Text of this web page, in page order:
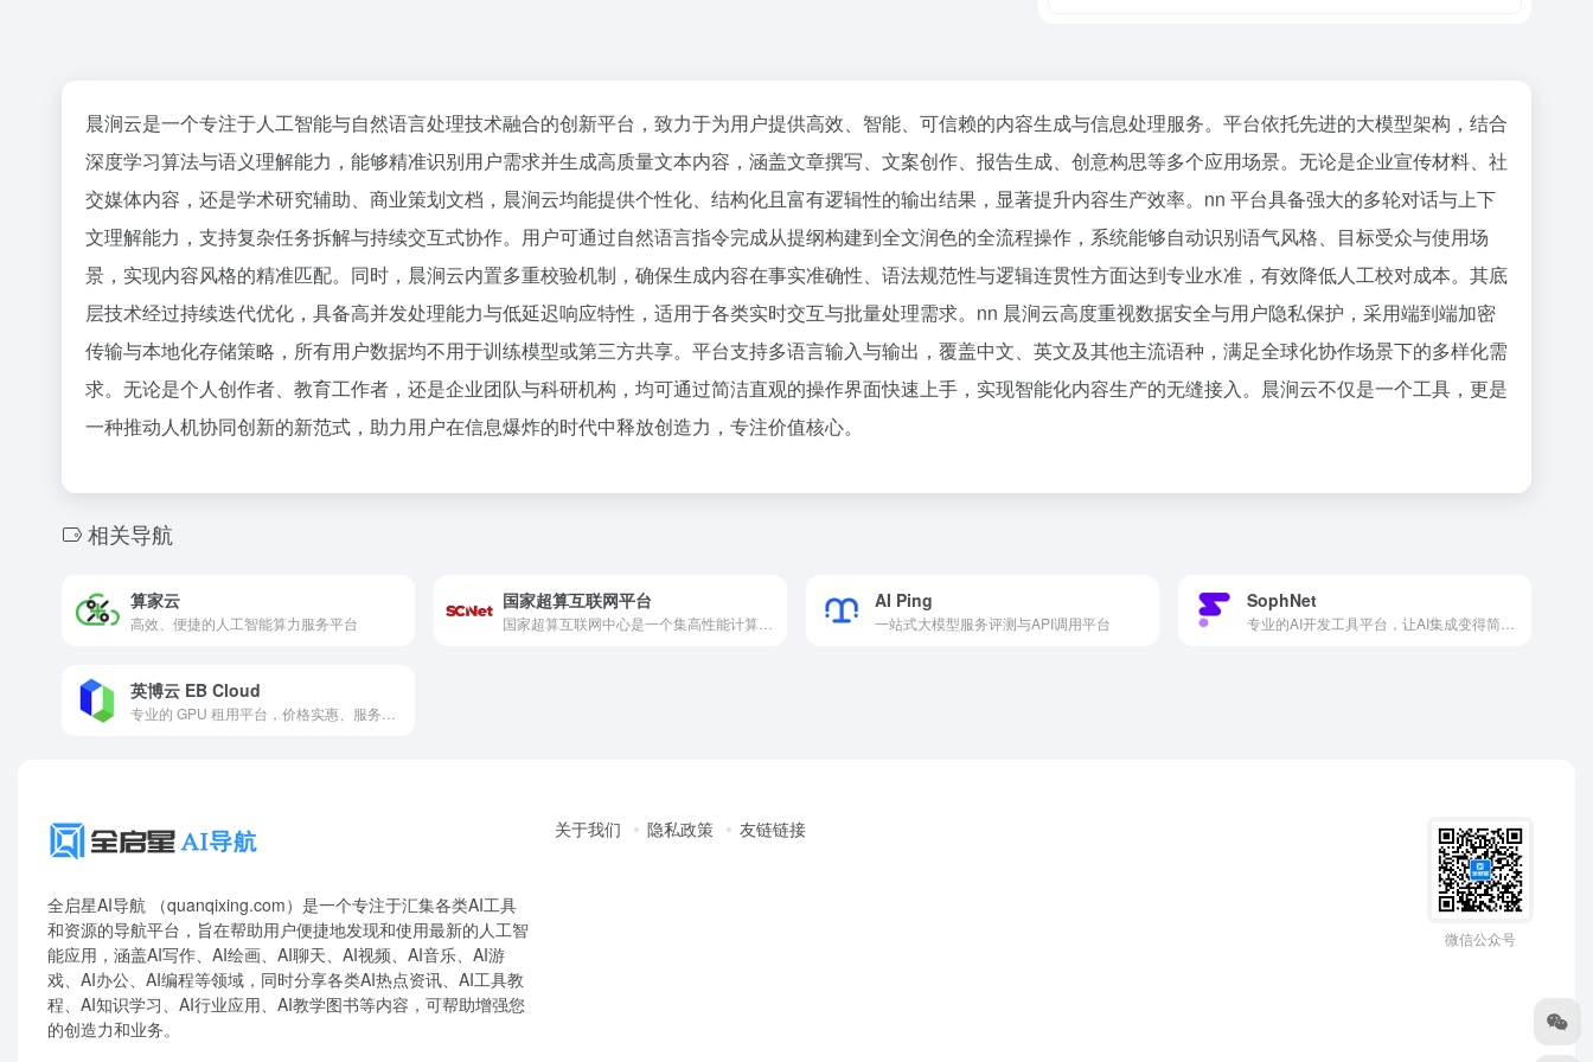
晨涧云是一个专注于人工智能与自然语言处理技术融合的创新平台，致力于为用户提供高效、智能、可信赖的内容生成与信息处理服务。平台依托先进的大模型架构，结合
深度学习算法与语义理解能力，能够精准识别用户需求并生成高质量文本内容，涵盖文章撰写、文案创作、报告生成、创意构思等多个应用场景。无论是企业宣传材料、社
交媒体内容，还是学术研究辅助、商业策划文档，晨涧云均能提供个性化、结构化且富有逻辑性的输出结果，显著提升内容生产效率。nn 平台具备强大的多轮对话与上下
文理解能力，支持复杂任务拆解与持续交互式协作。用户可通过自然语言指令完成从提纲构建到全文润色的全流程操作，系统能够自动识别语气风格、目标受众与使用场
景，实现内容风格的精准匹配。同时，晨涧云内置多重校验机制，确保生成内容在事实准确性、语法规范性与逻辑连贯性方面达到专业水准，有效降低人工校对成本。其底
层技术经过持续迭代优化，具备高并发处理能力与低延迟响应特性，适用于各类实时交互与批量处理需求。nn 晨涧云高度重视数据安全与用户隐私保护，采用端到端加密
传输与本地化存储策略，所有用户数据均不用于训练模型或第三方共享。平台支持多语言输入与输出，覆盖中文、英文及其他主流语种，满足全球化协作场景下的多样化需
求。无论是个人创作者、教育工作者，还是企业团队与科研机构，均可通过简洁直观的操作界面快速上手，实现智能化内容生产的无缝接入。晨涧云不仅是一个工具，更是
一种推动人机协同创新的新范式，助力用户在信息爆炸的时代中释放创造力，专注价值核心。
相关导航
算家云
高效、便捷的人工智能算力服务平台
国家超算互联网平台 AI Ping
一站式大模型服务评测与API调用平台
SophNet
英博云 EB Cloud
全启星AI导航 （quanqixing.com）是一个专注于汇集各类AI工具
和资源的导航平台，旨在帮助用户便捷地发现和使用最新的人工智
能应用，涵盖AI写作、AI绘画、AI聊天、AI视频、AI音乐、AI游
戏、AI办公、AI编程等领域，同时分享各类AI热点资讯、AI工具教
程、AI知识学习、AI行业应用、AI教学图书等内容，可帮助增强您
的创造力和业务。
关于我们 隐私政策 友链链接
微信公众号